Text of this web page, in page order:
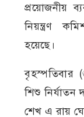
প্রয়োজনীয়
নিয়ন্ত্রণ
হয়েছে।
বৃহস্পতিবার
শিশু নির্যাতন
শেখ এ রায়